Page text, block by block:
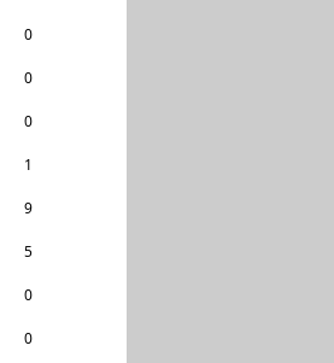
0
0
0
1
9
5
0
0